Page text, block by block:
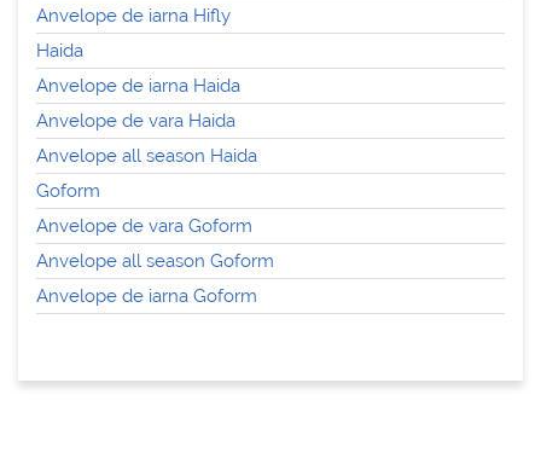
Anvelope de iarna Hifly
Haida
Anvelope de iarna Haida
Anvelope de vara Haida
Anvelope all season Haida
Goform
Anvelope de vara Goform
Anvelope all season Goform
Anvelope de iarna Goform